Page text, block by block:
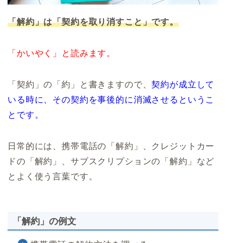
「解約」は「契約を取り消すこと」です。
「かいやく」と読みます。
「契約」の「約」と書きますので、契約が成立して
いる時に、その契約を事後的に消滅させるというこ
とです。
日常的には、携帯電話の「解約」、クレジットカー
ドの「解約」、サブスクリプションの「解約」など
とよく使う言葉です。
「解約」の例文